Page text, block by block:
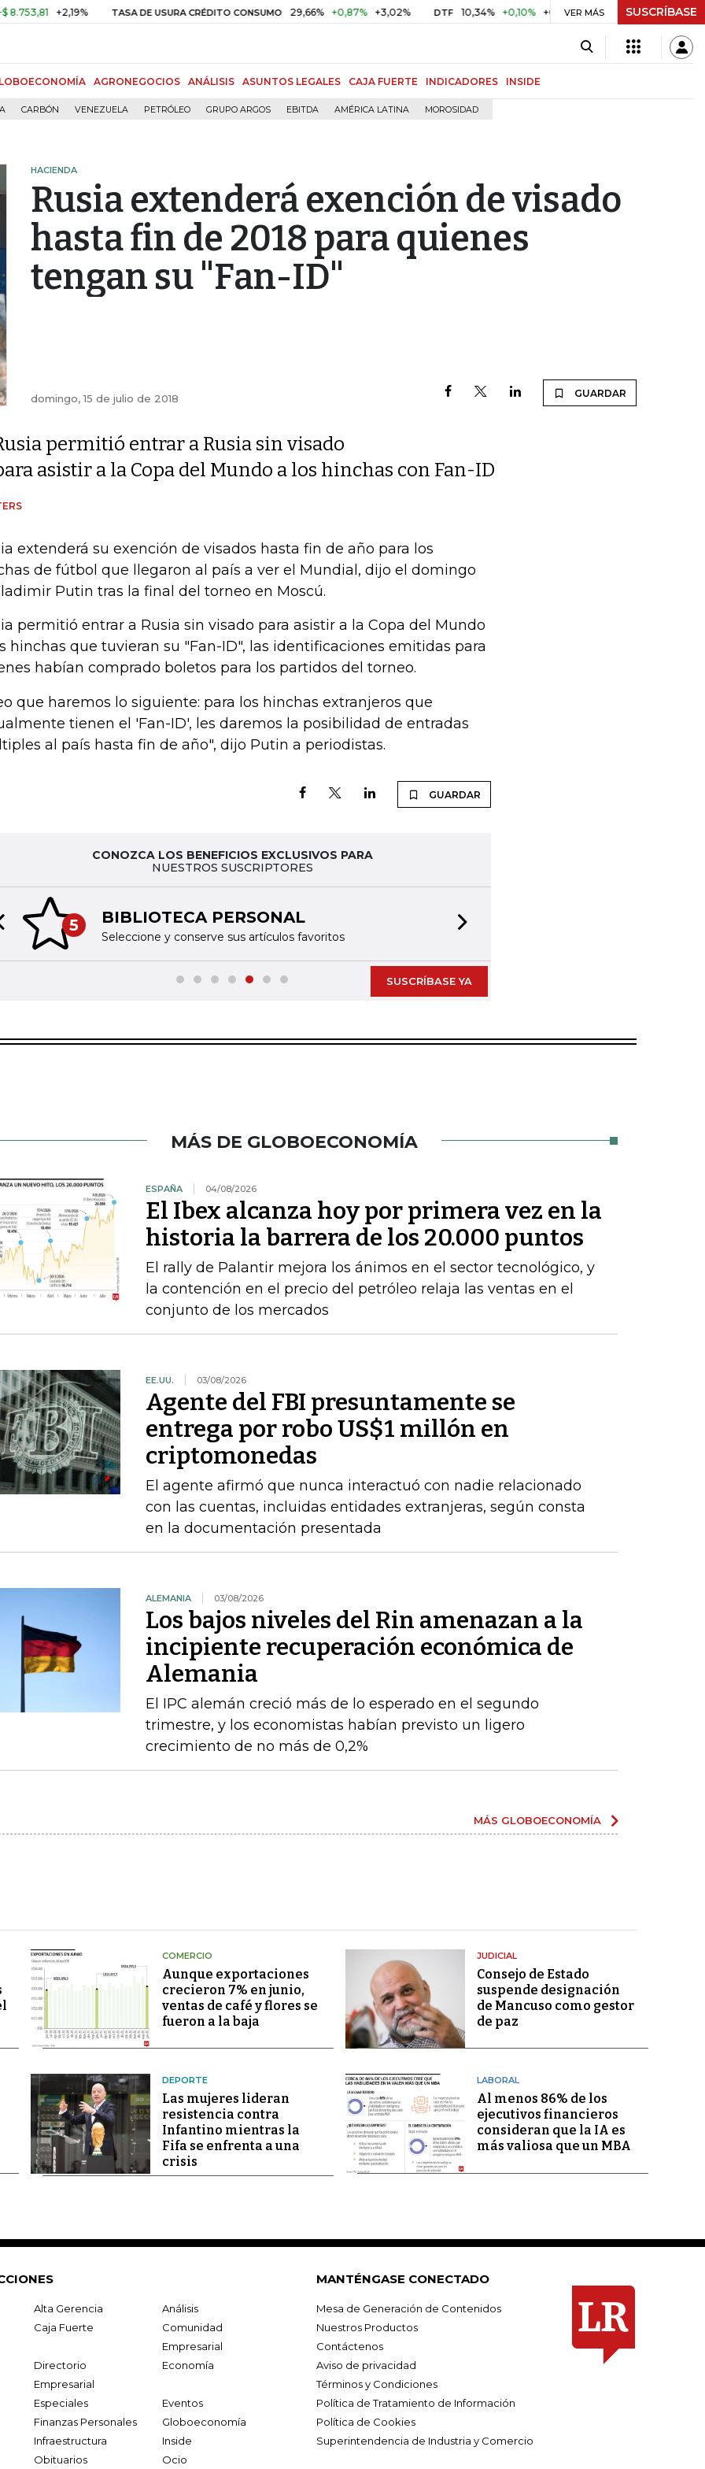
+2,19% TASA DE USURA CRÉDITO CONSUMO 29,66% +0,87% +3,02% DTF 10,34% +0,10% +0,98% UVR $ 416,86 +$ 0,05
VER MÁS SUSCRÍBASE
AGRONEGOCIOS ANÁLISIS ASUNTOS LEGALES CAJA FUERTE INDICADORES INSIDE
CARBÓN VENEZUELA PETRÓLEO GRUPO ARGOS EBITDA AMÉRICA LATINA MOROSIDAD
HACIENDA
Rusia extenderá exención de visado
hasta fin de 2018 para quienes
tengan su "Fan-ID"
domingo, 15 de julio de 2018 GUARDAR
permitió entrar a Rusia sin visado
asistir a la Copa del Mundo a los hinchas con Fan-ID
extenderá su exención de visados hasta fin de año para los
de fútbol que llegaron al país a ver el Mundial, dijo el domingo
Putin tras la final del torneo en Moscú.
permitió entrar a Rusia sin visado para asistir a la Copa del Mundo
hinchas que tuvieran su "Fan-ID", las identificaciones emitidas para
habían comprado boletos para los partidos del torneo.
que haremos lo siguiente: para los hinchas extranjeros que
tienen el 'Fan-ID', les daremos la posibilidad de entradas
al país hasta fin de año", dijo Putin a periodistas.
GUARDAR
CONOZCA LOS BENEFICIOS EXCLUSIVOS PARA
NUESTROS SUSCRIPTORES
5 BIBLIOTECA PERSONAL
Seleccione y conserve sus artículos favoritos
slide
SUSCRÍBASE YA
MÁS DE GLOBOECONOMÍA
ESPAÑA 04/08/2026
El Ibex alcanza hoy por primera vez en la
historia la barrera de los 20.000 puntos
El rally de Palantir mejora los ánimos en el sector tecnológico, y
la contención en el precio del petróleo relaja las ventas en el
conjunto de los mercados
EE.UU. 03/08/2026
Agente del FBI presuntamente se
entrega por robo US$1 millón en
criptomonedas
El agente afirmó que nunca interactuó con nadie relacionado
con las cuentas, incluidas entidades extranjeras, según consta
en la documentación presentada
ALEMANIA 03/08/2026
Los bajos niveles del Rin amenazan a la
incipiente recuperación económica de
Alemania
El IPC alemán creció más de lo esperado en el segundo
trimestre, y los economistas habían previsto un ligero
crecimiento de no más de 0,2%
MÁS GLOBOECONOMÍA
COMERCIO
Aunque exportaciones
crecieron 7% en junio,
ventas de café y flores se
fueron a la baja
JUDICIAL
Consejo de Estado
suspende designación
de Mancuso como gestor
de paz
DEPORTE
Las mujeres lideran
resistencia contra
Infantino mientras la
Fifa se enfrenta a una
crisis
LABORAL
Al menos 86% de los
ejecutivos financieros
consideran que la IA es
más valiosa que un MBA
Alta Gerencia
Análisis
Caja Fuerte
Comunidad
Empresarial
Directorio
Empresarial
Economía
Especiales
Eventos
Finanzas Personales
Globoeconomía
Infraestructura
Inside
Obituarios Ocio
MANTÉNGASE CONECTADO
Mesa de Generación de Contenidos
Nuestros Productos
Contáctenos
Aviso de privacidad
Términos y Condiciones
Política de Tratamiento de Información
Política de Cookies
Superintendencia de Industria y Comercio